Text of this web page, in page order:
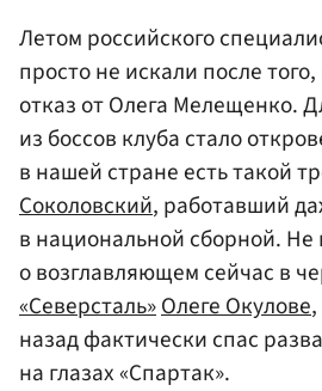
Летом российского
просто не искали после
отказ от Олега Мелещенко.
из боссов клуба стало
в нашей стране есть такой
Соколовский, работавший
в национальной сборной.
о возглавляющем сейчас в
«Северсталь»Олеге Окулове
назад фактически спас
на глазах «Спартак».